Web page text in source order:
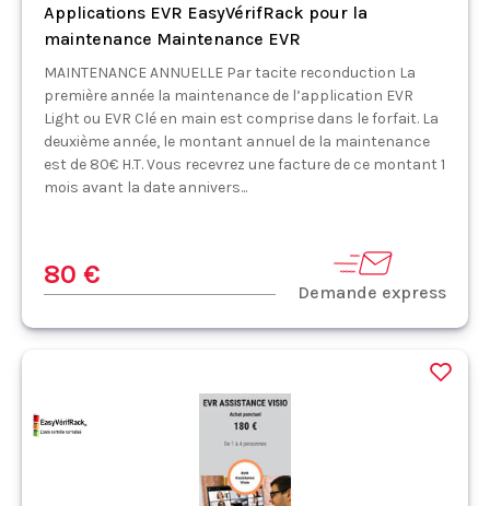
Applications EVR EasyVérifRack pour la
maintenance Maintenance EVR
MAINTENANCE ANNUELLE Par tacite reconduction La
première année la maintenance de l’application EVR
Light ou EVR Clé en main est comprise dans le forfait. La
deuxième année, le montant annuel de la maintenance
est de 80€ H.T. Vous recevrez une facture de ce montant 1
mois avant la date annivers...
80 €
Demande express